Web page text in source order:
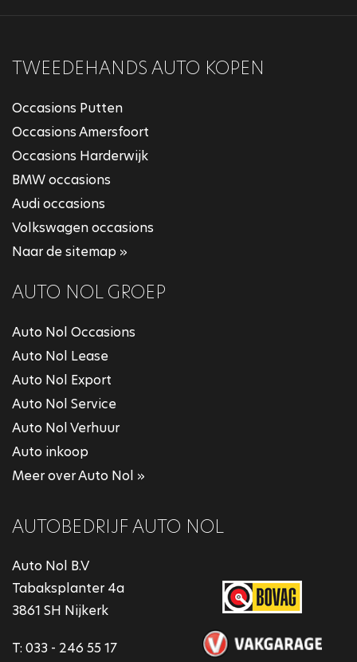
TWEEDEHANDS AUTO KOPEN
Occasions Putten
Occasions Amersfoort
Occasions Harderwijk
BMW occasions
Audi occasions
Volkswagen occasions
Naar de sitemap »
AUTO NOL GROEP
Auto Nol Occasions
Auto Nol Lease
Auto Nol Export
Auto Nol Service
Auto Nol Verhuur
Auto inkoop
Meer over Auto Nol »
AUTOBEDRIJF AUTO NOL
Auto Nol B.V
Tabaksplanter 4a
3861 SH Nijkerk
T: 033 - 246 55 17